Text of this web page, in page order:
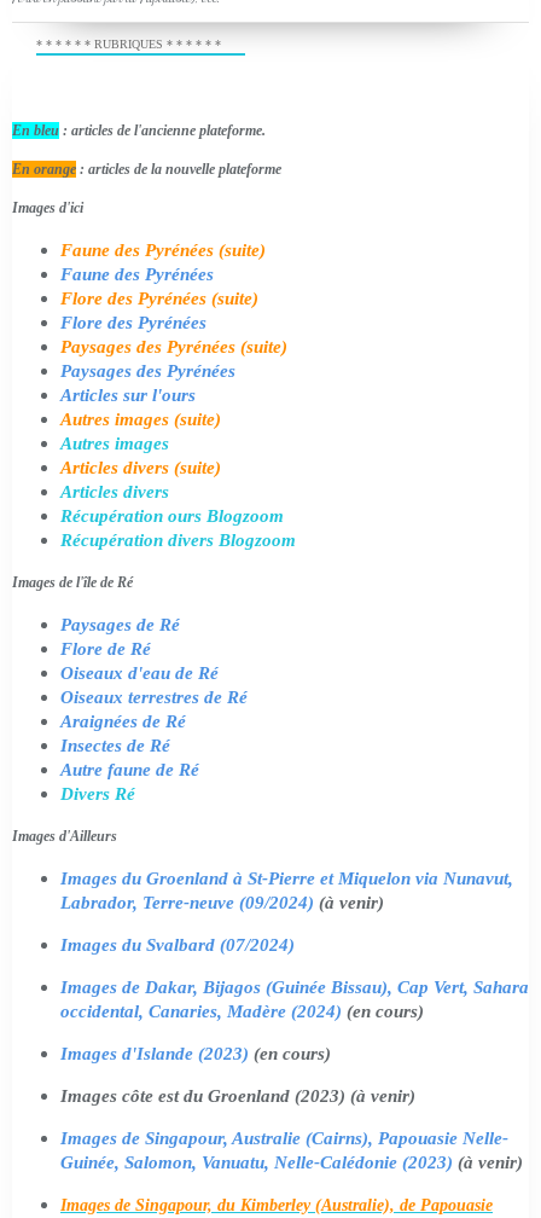
* * * * * * RUBRIQUES * * * * * *
En bleu : articles de l'ancienne plateforme.
En orange : articles de la nouvelle plateforme
Images d'ici
Faune des Pyrénées (suite)
Faune des Pyrénées
Flore des Pyrénées (suite)
Flore des Pyrénées
Paysages des Pyrénées (suite)
Paysages des Pyrénées
Articles sur l'ours
Autres images (suite)
Autres images
Articles divers (suite)
Articles divers
Récupération ours Blogzoom
Récupération divers Blogzoom
Images de l'île de Ré
Paysages de Ré
Flore de Ré
Oiseaux d'eau de Ré
Oiseaux terrestres de Ré
Araignées de Ré
Insectes de Ré
Autre faune de Ré
Divers Ré
Images d'Ailleurs
Images du Groenland à St-Pierre et Miquelon via Nunavut,
Labrador, Terre-neuve (09/2024) (à venir)
Images du Svalbard (07/2024)
Images de Dakar, Bijagos (Guinée Bissau), Cap Vert, Sahara
occidental, Canaries, Madère (2024) (en cours)
Images d'Islande (2023) (en cours)
Images côte est du Groenland (2023) (à venir)
Images de Singapour, Australie (Cairns), Papouasie Nelle-
Guinée, Salomon, Vanuatu, Nelle-Calédonie (2023) (à venir)
Images de Singapour, du Kimberley (Australie), de Papouasie